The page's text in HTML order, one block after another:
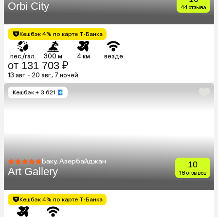
Orbi City 44 отзыва
Кешбэк 4% по карте Т-Банка
пес./гал. 300 м 4 км везде
от 131 703 ₽
13 авг. - 20 авг., 7 ночей
Кешбэк + 3 621
Баку, Азербайджан
Art Gallery
10
18 отзывов
Кешбэк 4% по карте Т-Банка